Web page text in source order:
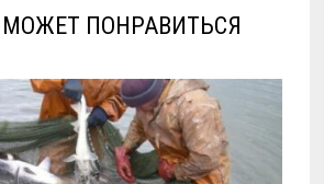
ПОНРАВИТЬСЯ